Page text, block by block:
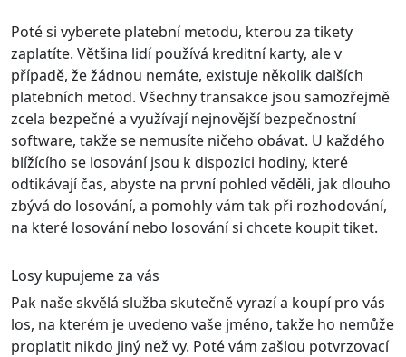
Poté si vyberete platební metodu, kterou za tikety
zaplatíte. Většina lidí používá kreditní karty, ale v
případě, že žádnou nemáte, existuje několik dalších
platebních metod. Všechny transakce jsou samozřejmě
zcela bezpečné a využívají nejnovější bezpečnostní
software, takže se nemusíte ničeho obávat. U každého
blížícího se losování jsou k dispozici hodiny, které
odtikávají čas, abyste na první pohled věděli, jak dlouho
zbývá do losování, a pomohly vám tak při rozhodování,
na které losování nebo losování si chcete koupit tiket.
Losy kupujeme za vás
Pak naše skvělá služba skutečně vyrazí a koupí pro vás
los, na kterém je uvedeno vaše jméno, takže ho nemůže
proplatit nikdo jiný než vy. Poté vám zašlou potvrzovací